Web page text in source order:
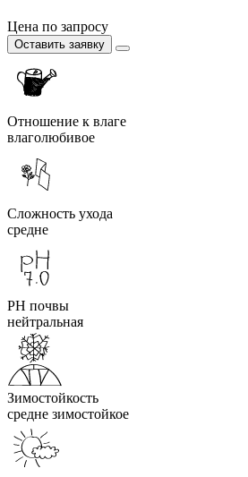
Цена по запросу
Оставить заявку
Отношение к влаге
влаголюбивое
Сложность ухода
средне
PH почвы
нейтральная
Зимостойкость
средне зимостойкое